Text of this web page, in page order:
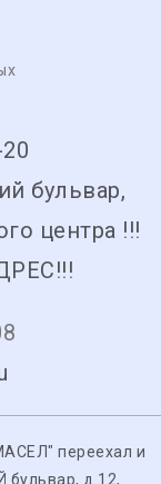
бульвар,
центра !!!
переехал и
д.12,